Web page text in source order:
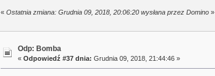
« Ostatnia zmiana: Grudnia 09, 2018, 20:06:20 wysłana przez Domino»
Odp: Bomba
«Odpowiedź #37 dnia: Grudnia 09, 2018, 21:44:46 »